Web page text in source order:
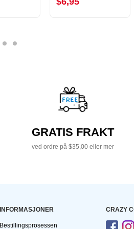
GRATIS FRAKT
ved ordre på $35,00 eller mer
INFORMASJONER
Bestillingsprosessen
CRAZY